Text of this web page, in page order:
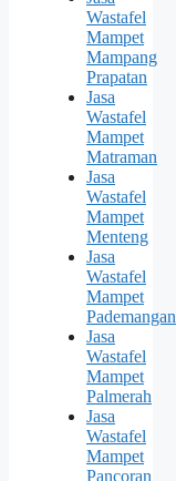
Wastafel
Mampet
Mampang
Prapatan
Jasa
Wastafel
Mampet
Matraman
Jasa
Wastafel
Mampet
Menteng
Jasa
Wastafel
Mampet
Pademangan
Jasa
Wastafel
Mampet
Palmerah
Jasa
Wastafel
Mampet
Pancoran